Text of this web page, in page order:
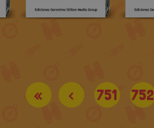
« < 751 752